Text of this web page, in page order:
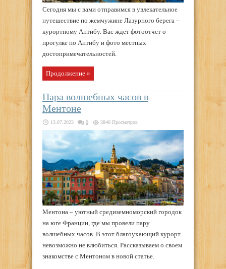
Сегодня мы с вами отправимся в увлекательное
путешествие по жемчужине Лазурного берега –
курортному Антибу. Вас ждет фотоотчет о
прогулке по Антибу и фото местных
достопримечательностей.
Продолжение »
Пара волшебных часов в
Ментоне
13.07.2023 0 3840 Просмотров
Ментона – уютный средиземноморский городок
на юге Франции, где мы провели пару
волшебных часов. В этот благоухающий курорт
невозможно не влюбиться. Рассказываем о своем
знакомстве с Ментоном в новой статье.